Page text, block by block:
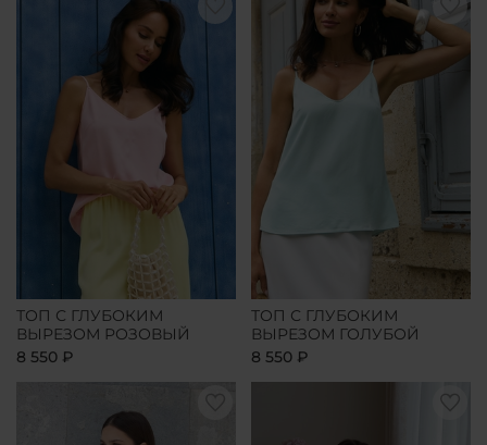
ТОП С ГЛУБОКИМ
ВЫРЕЗОМ РОЗОВЫЙ
8 550 ₽
ТОП С ГЛУБОКИМ
ВЫРЕЗОМ ГОЛУБОЙ
8 550 ₽